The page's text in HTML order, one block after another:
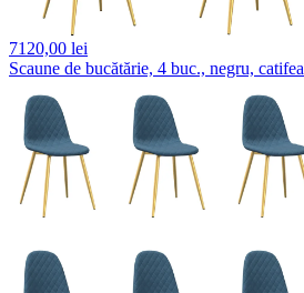
7120,00 lei
Scaune de bucătărie, 4 buc., negru, catifea